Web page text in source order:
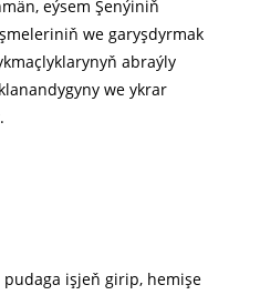
eýsem Şenýiniň
we garyşdyrmak
abraýly
we ykrar
pudaga işjeň girip, hemişe